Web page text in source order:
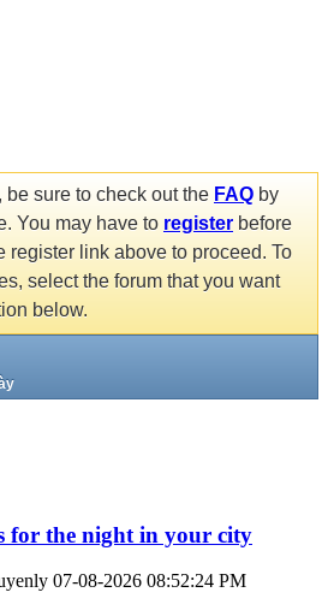
be sure to check out the FAQ by
You may have to register before
register link above to proceed. To
select the forum that you want
below.
for the night in your city
07-08-2026 08:52:24 PM